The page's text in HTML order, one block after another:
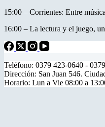
15:00 – Corrientes: Entre
16:00 – La lectura y el juego,
Teléfono: 0379 423-0640 -
Dirección: San Juan 546.
Horario: Lun a Vie 08:00 a